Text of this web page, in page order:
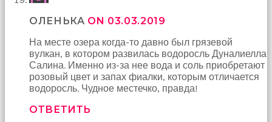
ОЛЕНЬКА ON 03.03.2019
На месте озера когда-то давно был грязевой
вулкан, в котором развилась водоросль Дуналиелла
Салина. Именно из-за нее вода и соль приобретают
розовый цвет и запах фиалки, которым отличается
водоросль. Чудное местечко, правда!
ОТВЕТИТЬ